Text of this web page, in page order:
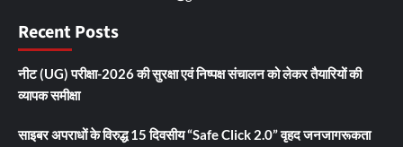
Recent Posts
नीट (UG) परीक्षा-2026 की सुरक्षा एवं निष्पक्ष संचालन को लेकर तैयारियों की
व्यापक समीक्षा
साइबर अपराधों के विरुद्ध 15 दिवसीय “Safe Click 2.0” वृहद जनजागरूकता